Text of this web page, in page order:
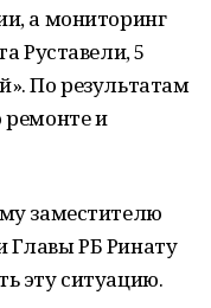
а мониторинг
Руставели, 5
По результатам
ремонте и
заместителю
Главы РБ Ринату
эту ситуацию.